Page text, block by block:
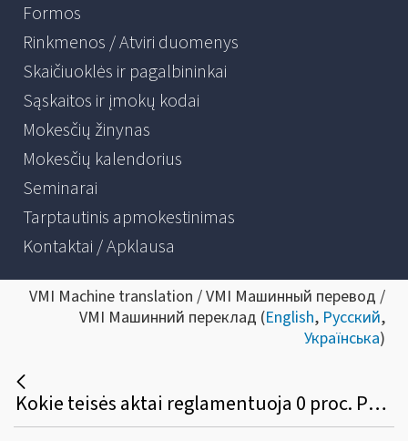
Formos
Rinkmenos / Atviri duomenys
Skaičiuoklės ir pagalbininkai
Sąskaitos ir įmokų kodai
Mokesčių žinynas
Mokesčių kalendorius
Seminarai
Tarptautinis apmokestinimas
Kontaktai / Apklausa
VMI Machine translation / VMI Машинный перевод /
VMI Машинний переклад (English, Русский,
Українська)
Kokie teisės aktai reglamentuoja 0 proc. PVM tarifo taikymą diplomatinėms atstovybėms, konsulinėms įstaigoms ir tarptautinėms organizacijoms ar jų atstovybėms, taip pat šių atstovybių ir įstaigų nariams ir jų šeimų nariams?